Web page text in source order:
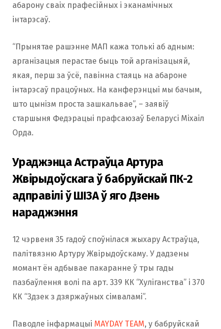
абарону сваіх прафесійных і эканамічных
інтарэсаў.
“Прынятае рашэнне МАП кажа толькі аб адным:
арганізацыя перастае быць той арганізацыяй,
якая, перш за ўсё, павінна стаяць на абароне
інтарэсаў працоўных. На канферэнцыі мы бачым,
што цынізм проста зашкальвае”, – заявіў
старшыня Федэрацыі прафсаюзаў Беларусі Міхаіл
Орда.
Ураджэнца Астраўца Артура
Жвірыдоўскага ў бабруйскай ПК-2
адправілі ў ШІЗА ў яго Дзень
нараджэння
12 чэрвеня 35 гадоў споўнілася жыхару Астраўца,
палітвязню Артуру Жвірыдоўскаму. У дадзены
момант ён адбывае пакаранне ў тры гады
пазбаўлення волі па арт. 339 КК “Хуліганства” і 370
КК “Здзек з дзяржаўных сімваламі”.
Паводле інфармацыі MAYDAY TEAM, у бабруйскай